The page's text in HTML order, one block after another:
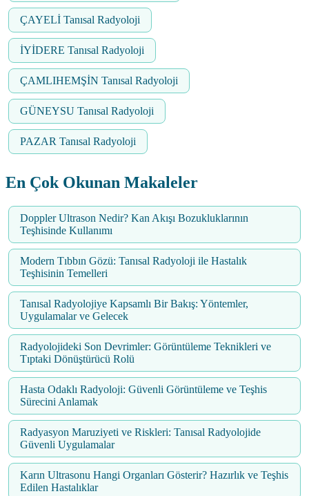
ÇAYELİ Tanısal Radyoloji
İYİDERE Tanısal Radyoloji
ÇAMLIHEMŞİN Tanısal Radyoloji
GÜNEYSU Tanısal Radyoloji
PAZAR Tanısal Radyoloji
En Çok Okunan Makaleler
Doppler Ultrason Nedir? Kan Akışı Bozukluklarının
Teşhisinde Kullanımı
Modern Tıbbın Gözü: Tanısal Radyoloji ile Hastalık
Teşhisinin Temelleri
Tanısal Radyolojiye Kapsamlı Bir Bakış: Yöntemler,
Uygulamalar ve Gelecek
Radyolojideki Son Devrimler: Görüntüleme Teknikleri ve
Tıptaki Dönüştürücü Rolü
Hasta Odaklı Radyoloji: Güvenli Görüntüleme ve Teşhis
Sürecini Anlamak
Radyasyon Maruziyeti ve Riskleri: Tanısal Radyolojide
Güvenli Uygulamalar
Karın Ultrasonu Hangi Organları Gösterir? Hazırlık ve Teşhis
Edilen Hastalıklar